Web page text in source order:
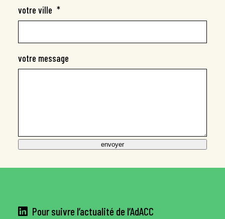
votre ville *
votre message
envoyer
Pour suivre l’actualité de l’AdACC